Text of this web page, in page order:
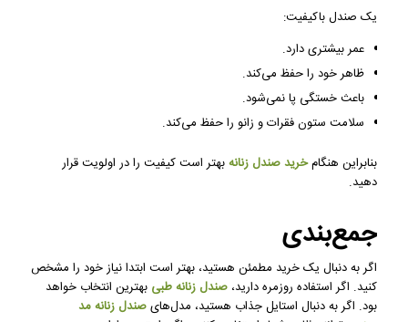
یک صندل باکیفیت:
عمر بیشتری دارد.
ظاهر خود را حفظ می‌کند.
باعث خستگی پا نمی‌شود.
سلامت ستون فقرات و زانو را حفظ می‌کند.
بنابراین هنگامخرید صندل زنانهبهتر است کیفیت را در اولویت قرار
دهید.
جمع‌بندی
اگر به دنبال یک خرید مطمئن هستید، بهتر است ابتدا نیاز خود را مشخص
کنید. اگر استفاده روزمره دارید، صندل زنانه طبی بهترین انتخاب خواهد
بود. اگر به دنبال استایل جذاب هستید، مدل‌هایصندل زنانه مد